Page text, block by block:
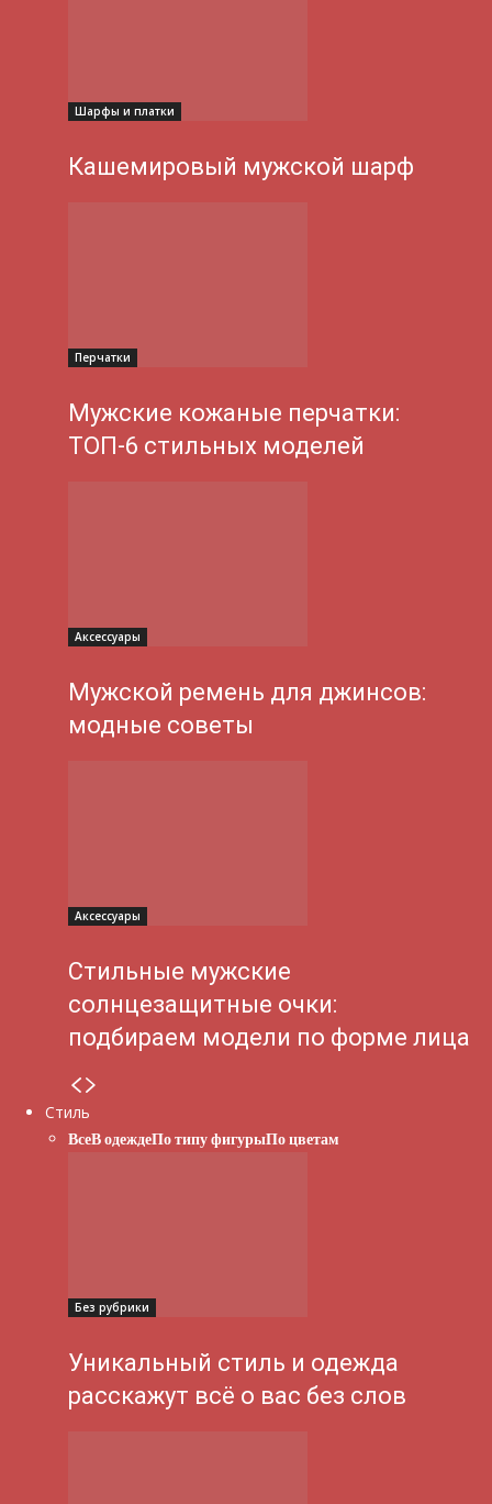
Шарфы и платки
Кашемировый мужской шарф
Перчатки
Мужские кожаные перчатки:
ТОП-6 стильных моделей
Аксессуары
Мужской ремень для джинсов:
модные советы
Аксессуары
Стильные мужские
солнцезащитные очки:
подбираем модели по форме лица
Стиль
ВсеВ одеждеПо типу фигурыПо цветам
Без рубрики
Уникальный стиль и одежда
расскажут всё о вас без слов